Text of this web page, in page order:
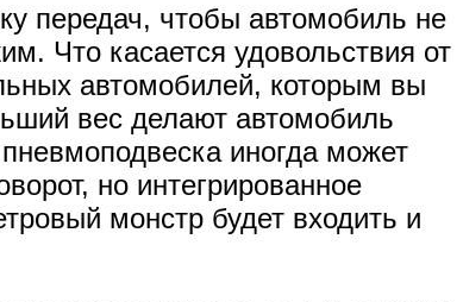
передач, чтобы автомобиль не
Что касается удовольствия от
автомобилей, которым вы
вес делают автомобиль
иногда может
но интегрированное
монстр будет входить и